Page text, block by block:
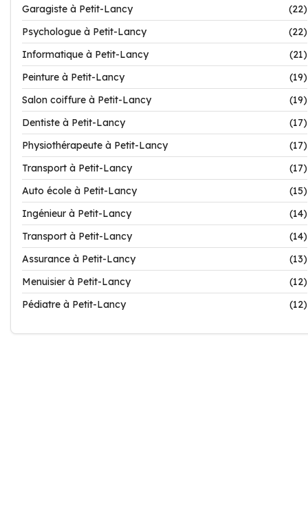
Garagiste à Petit-Lancy
(22)
Psychologue à Petit-Lancy
(22)
Informatique à Petit-Lancy
(21)
Peinture à Petit-Lancy
(19)
Salon coiffure à Petit-Lancy
(19)
Dentiste à Petit-Lancy
(17)
Physiothérapeute à Petit-Lancy
(17)
Transport à Petit-Lancy
(17)
Auto école à Petit-Lancy
(15)
Ingénieur à Petit-Lancy
(14)
Transport à Petit-Lancy
(14)
Assurance à Petit-Lancy
(13)
Menuisier à Petit-Lancy
(12)
Pédiatre à Petit-Lancy
(12)